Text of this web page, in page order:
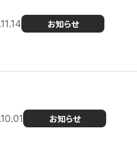
お知らせ
お知らせ